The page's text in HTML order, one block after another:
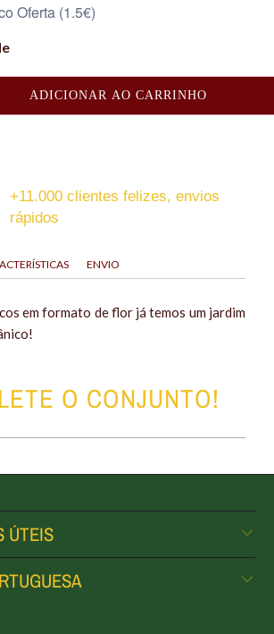
Oferta (1.5€)
ADICIONAR AO CARRINHO
+11.000 clientes felizes, envios
rápidos
ENVIO
em formato de flor já temos um jardim
O CONJUNTO!
ÚTEIS